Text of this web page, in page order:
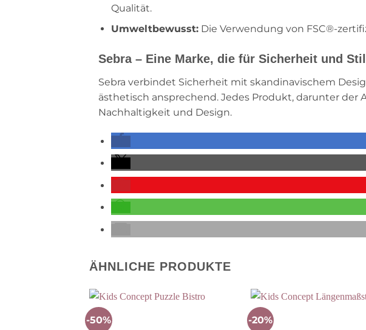
Qualität.
Umweltbewusst:Die Verwendung von FSC®-
Sebra – Eine Marke, die für Sicherheit und
Sebra verbindet Sicherheit mit skandinavischem
ästhetisch ansprechend. Jedes Produkt, darunter
Nachhaltigkeit und Design.
ÄHNLICHE PRODUKTE
-50% -20%